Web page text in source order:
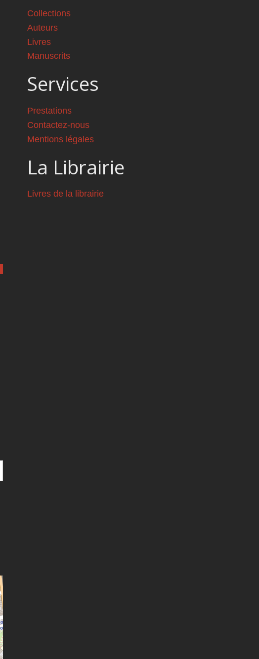
Collections
Auteurs
Livres
Manuscrits
Services
Prestations
Contactez-nous
Mentions légales
La Librairie
Livres de la librairie